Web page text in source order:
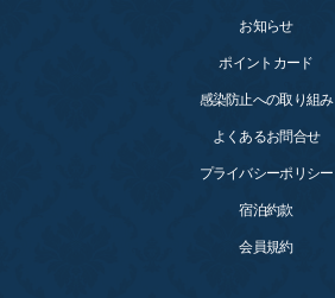
お知らせ
ポイントカード
感染防止への取り組み
よくあるお問合せ
プライバシーポリシー
宿泊約款
会員規約